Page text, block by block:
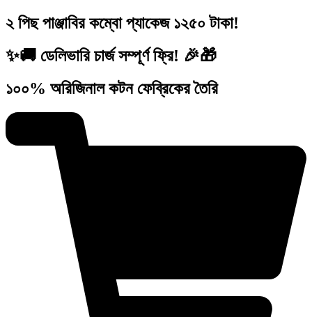
২ পিছ পাঞ্জাবির কম্বো প্যাকেজ ১২৫০ টাকা!
✨🚚 ডেলিভারি চার্জ সম্পূর্ণ ফ্রি! 🎉🎁
১০০% অরিজিনাল কটন ফেব্রিকের তৈরি